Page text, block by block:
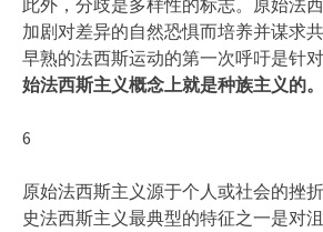
此外，分歧是多样性的标志。原始法
加剧对差异的自然恐惧而培养并谋求
早熟的法西斯运动的第一次呼吁是针
始法西斯主义概念上就是种族主义的。
6
原始法西斯主义源于个人或社会的挫
史法西斯主义最典型的特征之一是对